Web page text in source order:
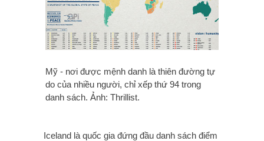
Mỹ - nơi được mệnh danh là thiên đường tự
do của nhiều người, chỉ xếp thứ 94 trong
danh sách. Ảnh: Thrillist.
Iceland là quốc gia đứng đầu danh sách điểm